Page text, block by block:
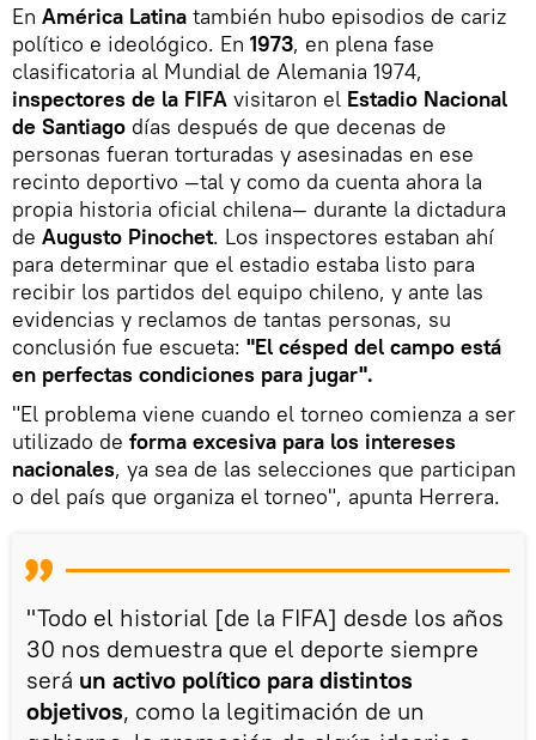
En América Latina también hubo episodios de cariz
político e ideológico. En 1973, en plena fase
clasificatoria al Mundial de Alemania 1974,
inspectores de la FIFA visitaron el Estadio Nacional
de Santiago días después de que decenas de
personas fueran torturadas y asesinadas en ese
recinto deportivo —tal y como da cuenta ahora la
propia historia oficial chilena— durante la dictadura
de Augusto Pinochet. Los inspectores estaban ahí
para determinar que el estadio estaba listo para
recibir los partidos del equipo chileno, y ante las
evidencias y reclamos de tantas personas, su
conclusión fue escueta: "El césped del campo está
en perfectas condiciones para jugar".
"El problema viene cuando el torneo comienza a ser
utilizado de forma excesiva para los intereses
nacionales, ya sea de las selecciones que participan
o del país que organiza el torneo", apunta Herrera.
"Todo el historial [de la FIFA] desde los años
30 nos demuestra que el deporte siempre
será un activo político para distintos
objetivos, como la legitimación de un